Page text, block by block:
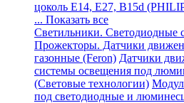
цоколь Е14, Е27, В15d
... Показать все
Светильники. Светодиодные
Прожекторы. Датчики
газонные (Feron) Датчики
системы освещения под
(Световые технологии)
под светодиодные и